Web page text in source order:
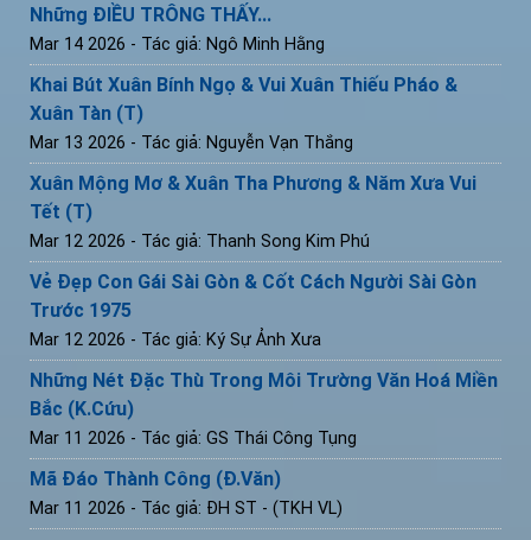
Những ĐIỀU TRÔNG THẤY...
Mar 14 2026 - Tác giả: Ngô Minh Hằng
Khai Bút Xuân Bính Ngọ & Vui Xuân Thiếu Pháo &
Xuân Tàn (T)
Mar 13 2026 - Tác giả: Nguyễn Vạn Thắng
Xuân Mộng Mơ & Xuân Tha Phương & Năm Xưa Vui
Tết (T)
Mar 12 2026 - Tác giả: Thanh Song Kim Phú
Vẻ Đẹp Con Gái Sài Gòn & Cốt Cách Người Sài Gòn
Trước 1975
Mar 12 2026 - Tác giả: Ký Sự Ảnh Xưa
Những Nét Đặc Thù Trong Môi Trường Văn Hoá Miền
Bắc (K.Cứu)
Mar 11 2026 - Tác giả: GS Thái Công Tụng
Mã Đáo Thành Công (Đ.Văn)
Mar 11 2026 - Tác giả: ĐH ST - (TKH VL)